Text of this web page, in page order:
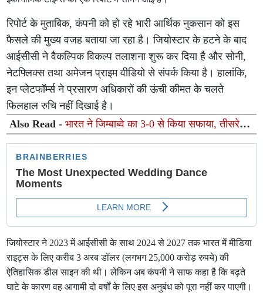
रिपोर्ट के मुताबिक, कंपनी को हो रहे भारी आर्थिक नुकसान को इस
फैसले की मुख्य वजह बताया जा रहा है। जियोस्टार के हटने के बाद
आईसीसी ने वैकल्पिक विकल्प तलाशना शुरू कर दिया है और सोनी,
नेटफ्लिक्स तथा अमेजन प्राइम वीडियो से संपर्क किया है। हालांकि,
इन प्लेटफॉर्म्स ने प्रसारण अधिकारों की ऊंची कीमत के चलते
फिलहाल रुचि नहीं दिखाई है।
Also Read -भारत ने जिम्बाब्वे का 3-0 से किया सफाया, तीसरे
टी20 में 35 रन से दर्ज की शानदार जीत
जियोस्टार ने 2023 में आईसीसी के साथ 2024 से 2027 तक भारत में मीडिया
राइट्स के लिए करीब 3 अरब डॉलर (लगभग 25,000 करोड़ रुपये) की
ऐतिहासिक डील साइन की थी। लेकिन अब कंपनी ने साफ कहा है कि बढ़ते
घाटे के कारण वह आगामी दो वर्षों के लिए इस अनुबंध को पूरा नहीं कर पाएगी।